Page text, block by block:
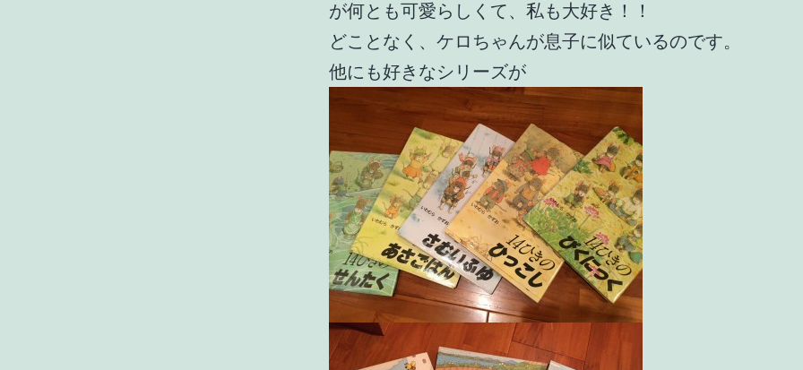
が何とも可愛らしくて、私も大好き！！
どことなく、ケロちゃんが息子に似ているのです。
他にも好きなシリーズが